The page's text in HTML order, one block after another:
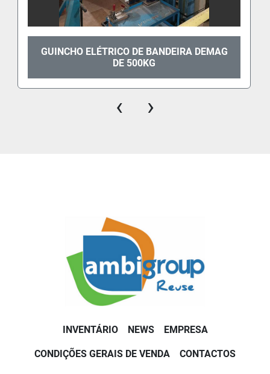
GUINCHO ELÉTRICO DE BANDEIRA DEMAG
DE 500KG
‹ ›
INVENTÁRIO NEWS EMPRESA
CONDIÇÕES GERAIS DE VENDA CONTACTOS